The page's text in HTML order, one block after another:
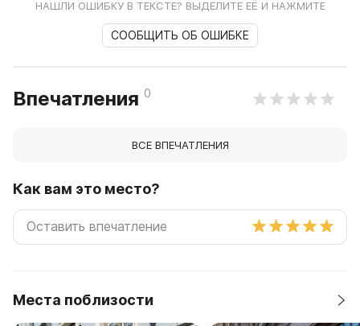
НАШЛИ ОШИБКУ В ТЕКСТЕ? ВЫДЕЛИТЕ ЕЁ И НАЖМИТЕ
СООБЩИТЬ ОБ ОШИБКЕ
Впечатления 0
ВСЕ ВПЕЧАТЛЕНИЯ
Как вам это место?
Места поблизости